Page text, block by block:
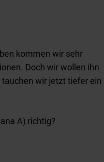
kommen wir sehr
Doch wir wollen ihn
wir jetzt tiefer ein
A) richtig?